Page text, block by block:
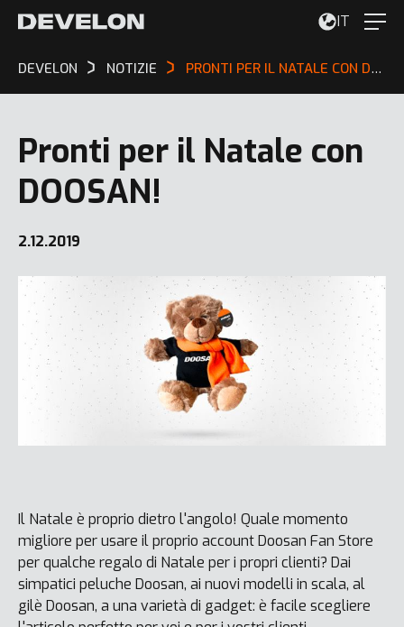
IT
DEVELON NOTIZIE PRONTI PER IL NATALE CON DOOSAN!
Pronti per il Natale con
DOOSAN!
2.12.2019
Il Natale è proprio dietro l'angolo! Quale momento
migliore per usare il proprio account Doosan Fan Store
per qualche regalo di Natale per i propri clienti? Dai
simpatici peluche Doosan, ai nuovi modelli in scala, al
gilè Doosan, a una varietà di gadget: è facile scegliere